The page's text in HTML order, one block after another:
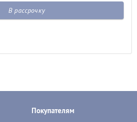
В рассрочку
Покупателям